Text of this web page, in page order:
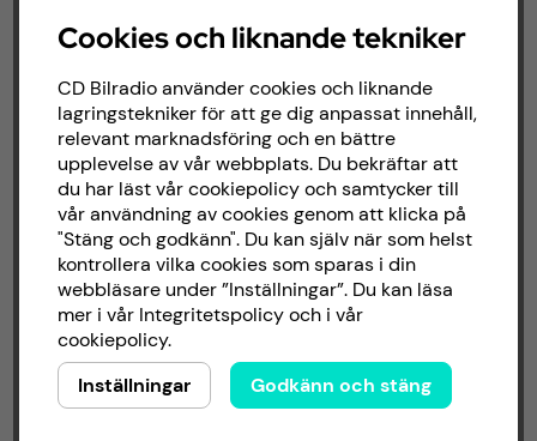
brett sortiment av billjud till alla typer av
bilmärken och behov.
Cookies och liknande tekniker
CD Bilradio använder cookies och liknande
lagringstekniker för att ge dig anpassat innehåll,
relevant marknadsföring och en bättre
upplevelse av vår webbplats. Du bekräftar att
du har läst vår cookiepolicy och samtycker till
vår användning av cookies genom att klicka på
"Stäng och godkänn". Du kan själv när som helst
kontrollera vilka cookies som sparas i din
webbläsare under ”Inställningar”. Du kan läsa
mer i vår Integritetspolicyoch i vår
cookiepolicy.
Inställningar
Godkänn och stäng